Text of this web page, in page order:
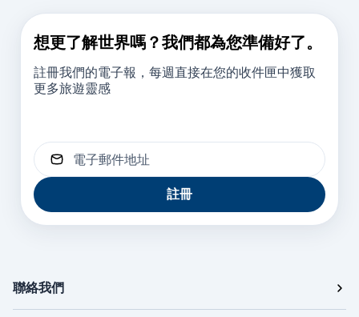
想更了解世界嗎？我們都為您準備好了。
註冊我們的電子報，每週直接在您的收件匣中獲取
更多旅遊靈感
電子郵件地址
註冊
聯絡我們